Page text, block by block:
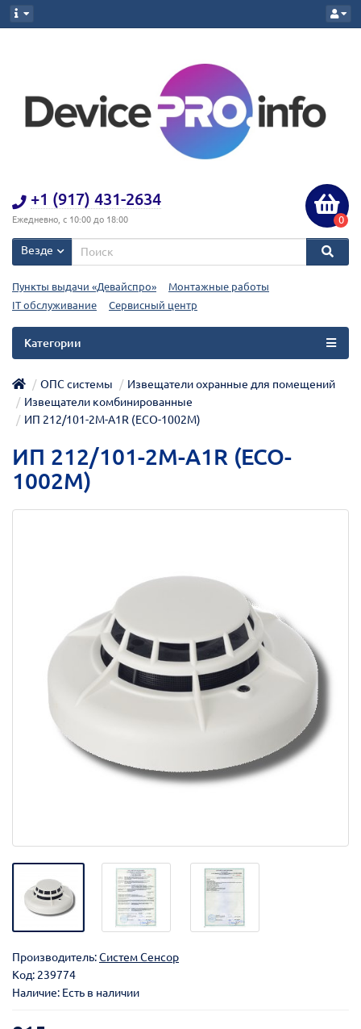
+1 (917) 431-2634
Ежедневно, с 10:00 до 18:00 0
Везде
Пункты выдачи «Девайспро»
Монтажные работы
IT обслуживание
Сервисный центр
Категории
ОПС системы
Извещатели охранные для помещений
Извещатели комбинированные
ИП 212/101-2М-A1R (ECO-1002М)
ИП 212/101-2М-A1R (ECO-
1002М)
Производитель:Систем Сенсор
Код: 239774
Наличие: Есть в наличии